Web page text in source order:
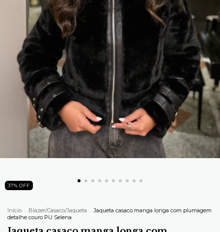
37% OFF
Início . Blazer/Casaco/Jaqueta . Jaqueta casaco manga longa com plumagem
detalhe couro PU Selena